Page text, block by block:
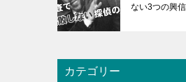
ない3つの興
カテゴリー